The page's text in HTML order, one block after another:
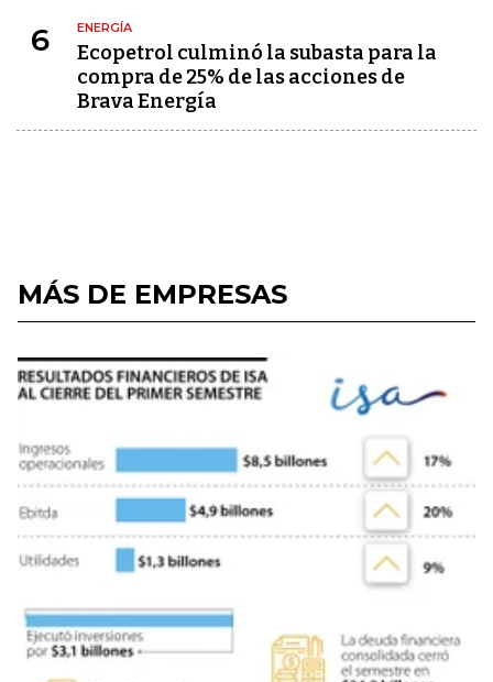
6 ENERGÍA
Ecopetrol culminó la subasta para la
compra de 25% de las acciones de
Brava Energía
MÁS DE EMPRESAS